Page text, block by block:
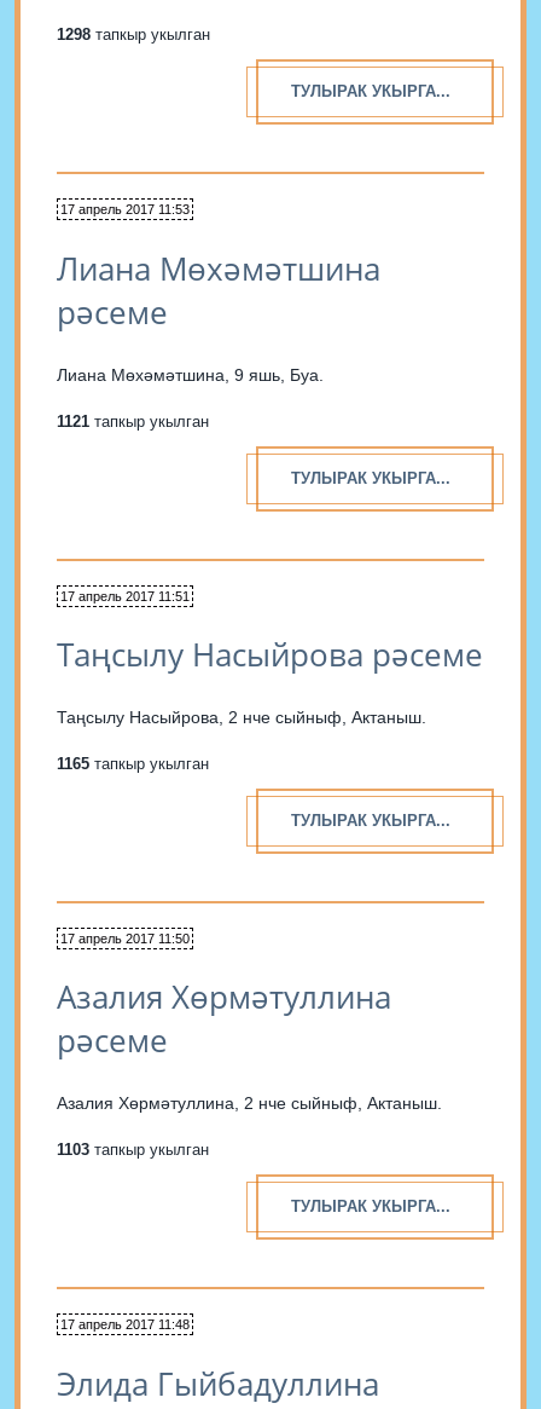
установление временного снежного покрова, - 20-21
1298 тапкыр укылган
ТУЛЫРАК УКЫРГА...
17 апрель 2017 11:53
Лиана Мөхәмәтшина
рәсеме
Лиана Мөхәмәтшина, 9 яшь, Буа.
1121 тапкыр укылган
ТУЛЫРАК УКЫРГА...
17 апрель 2017 11:51
Таңсылу Насыйрова рәсеме
Таңсылу Насыйрова, 2 нче сыйныф, Актаныш.
1165 тапкыр укылган
ТУЛЫРАК УКЫРГА...
17 апрель 2017 11:50
Азалия Хөрмәтуллина
рәсеме
Азалия Хөрмәтуллина, 2 нче сыйныф, Актаныш.
1103 тапкыр укылган
ТУЛЫРАК УКЫРГА...
17 апрель 2017 11:48
Элида Гыйбадуллина